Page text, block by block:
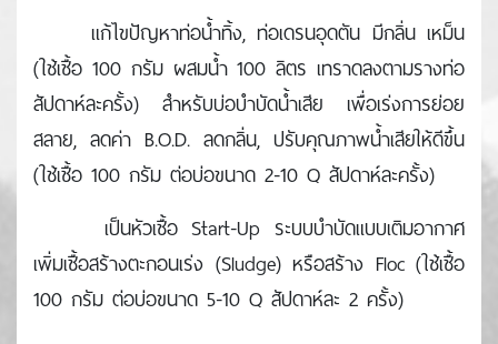
แก้ไขปัญหาท่อน้ำทิ้ง, ท่อเดรนอุดตัน มีกลิ่น เหม็น
(ใช้เชื้อ 100 กรัม ผสมน้ำ 100 ลิตร เทราดลงตามรางท่อ
สัปดาห์ละครั้ง) สําหรับบ่อบําบัดน้ำเสีย เพื่อเร่งการย่อย
สลาย, ลดค่า B.O.D. ลดกลิ่น, ปรับคุณภาพน้ำเสียให้ดีขึ้น
(ใช้เชื้อ 100 กรัม ต่อบ่อขนาด 2-10 Q สัปดาห์ละครั้ง)
เป็นหัวเชื้อ Start-Up ระบบบําบัดแบบเติมอากาศ
เพิ่มเชื้อสร้างตะกอนเร่ง (Sludge) หรือสร้าง Floc (ใช้เชื้อ
100 กรัม ต่อบ่อขนาด 5-10 Q สัปดาห์ละ 2 ครั้ง)